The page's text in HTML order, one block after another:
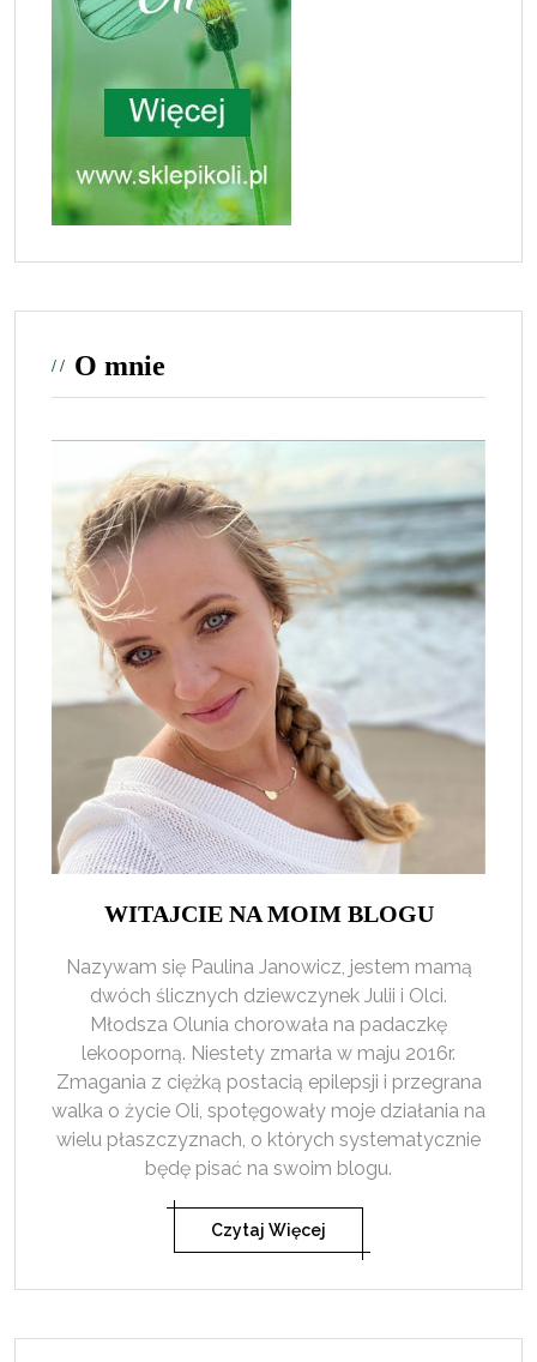
O mnie
WITAJCIE NA MOIM BLOGU
Nazywam się Paulina Janowicz, jestem mamą
dwóch ślicznych dziewczynek Julii i Olci.
Młodsza Olunia chorowała na padaczkę
lekooporną. Niestety zmarła w maju 2016r.
Zmagania z ciężką postacią epilepsji i przegrana
walka o życie Oli, spotęgowały moje działania na
wielu płaszczyznach, o których systematycznie
będę pisać na swoim blogu.
Czytaj Więcej